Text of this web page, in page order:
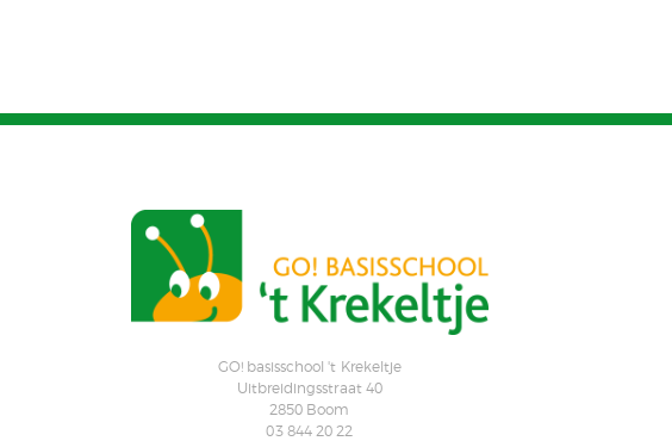
GO! basisschool 't Krekeltje
Uitbreidingsstraat 40
2850 Boom
03 844 20 22